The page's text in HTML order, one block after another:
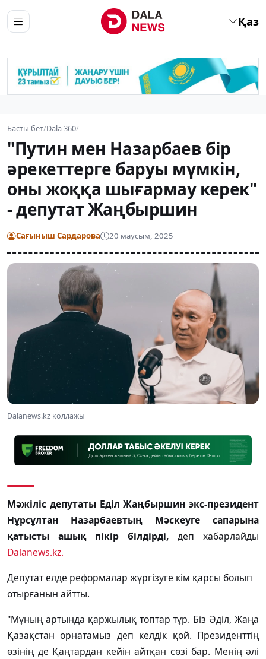
Қаз
Басты бет/Dala 360/
"Путин мен Назарбаев бір
әрекеттерге баруы мүмкін,
оны жоққа шығармау керек"
- депутат Жаңбыршин
Сағыныш Сардарова 20 маусым, 2025
Dalanews.kz коллажы
Мәжіліс депутаты Еділ Жаңбыршин экс-президент
Нұрсұлтан Назарбаевтың Мәскеуге сапарына
қатысты ашық пікір білдірді, деп хабарлайды
Dalanews.kz.
Депутат елде реформалар жүргізуге кім қарсы болып
отырғанын айтты.
"Мұның артында қаржылық топтар тұр. Біз Әділ, Жаңа
Қазақстан орнатамыз деп келдік қой. Президенттің
өзінің де Қаңтардан кейін айтқан сөзі бар. Менің әлі